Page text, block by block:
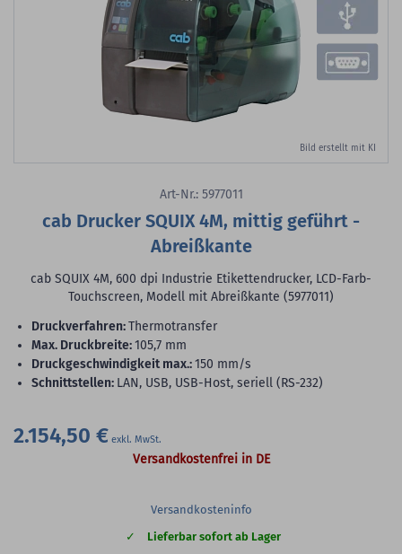
Bild erstellt mit KI
Art-Nr.: 5977011
cab Drucker SQUIX 4M, mittig geführt -
Abreißkante
cab SQUIX 4M, 600 dpi Industrie Etikettendrucker, LCD-Farb-
Touchscreen, Modell mit Abreißkante (5977011)
Druckverfahren:Thermotransfer
max. Druckbreite:105,7 mm
Druckgeschwindigkeit max.:150 mm/s
Schnittstellen: LAN, USB, USB-Host, seriell (RS-232)
2.154,50 €
Versandkostenfrei in DE
Versandkosteninfo
Lieferbar sofort ab Lager